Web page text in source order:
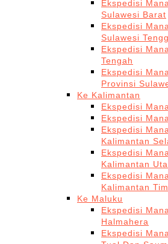
Ekspedisi
Sulawesi Barat
Ekspedisi
Sulawesi
Ekspedisi
Tengah
Ekspedisi
Provinsi
Ke Kalimantan
Ekspedisi
Ekspedisi
Ekspedisi
Kalimantan
Ekspedisi
Kalimantan
Ekspedisi
Kalimantan
Ke Maluku
Ekspedisi
Halmahera
Ekspedisi